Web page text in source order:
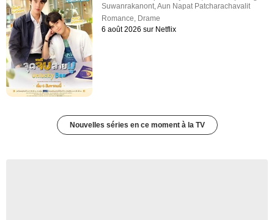
Suwanrakanont ,Aun Napat Patcharachavalit
Romance Drame
6 août 2026 sur Netflix
Nouvelles séries en ce moment à la TV